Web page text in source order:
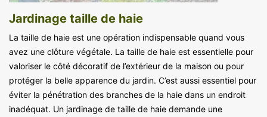
Jardinage taille de haie
La taille de haie est une opération indispensable quand vous
avez une clôture végétale. La taille de haie est essentielle pour
valoriser le côté décoratif de l’extérieur de la maison ou pour
protéger la belle apparence du jardin. C’est aussi essentiel pour
éviter la pénétration des branches de la haie dans un endroit
inadéquat. Un jardinage de taille de haie demande une